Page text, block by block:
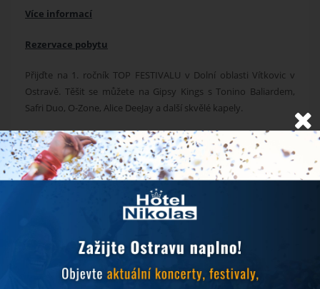
Více informací
Rezervace pobytu
Přijďte na 1 . ročník TOP FESTIVALU v Dolní oblasti Vítkovic v
Ostravě. Těšit se můžete na Gipsy Kings s Tonino Baliardem,
Safri Duo, O-Zone, Alice DeeJay a další skvělé kapely.
Více informací
Rezervace pobytu
NOVINKY
Objevujte Ostravu během svého pobytu